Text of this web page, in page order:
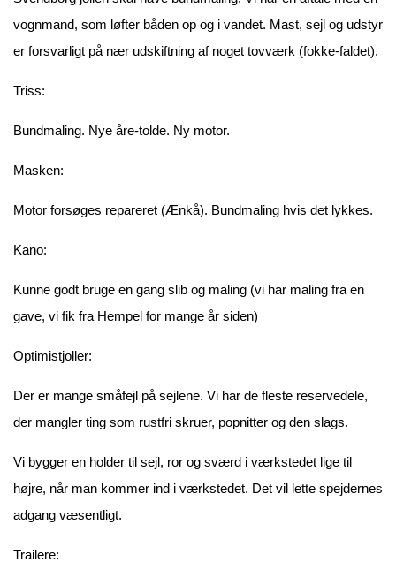
vognmand, som løfter båden op og i vandet. Mast, sejl og udstyr
er forsvarligt på nær udskiftning af noget tovværk (fokke-faldet).
Triss:
Bundmaling. Nye åre-tolde. Ny motor.
Masken:
Motor forsøges repareret (Ænkå). Bundmaling hvis det lykkes.
Kano:
Kunne godt bruge en gang slib og maling (vi har maling fra en
gave, vi fik fra Hempel for mange år siden)
Optimistjoller:
Der er mange småfejl på sejlene. Vi har de fleste reservedele,
der mangler ting som rustfri skruer, popnitter og den slags.
Vi bygger en holder til sejl, ror og sværd i værkstedet lige til
højre, når man kommer ind i værkstedet. Det vil lette spejdernes
adgang væsentligt.
Trailere: